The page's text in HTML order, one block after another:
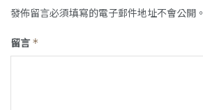
發佈留言必須填寫的電子郵件地址不會公開。
留言 *